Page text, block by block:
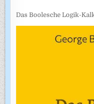
Das Boolesche Logik-